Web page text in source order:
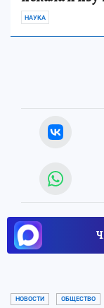
НАУКА
НОВОСТИ ОБЩЕСТВО